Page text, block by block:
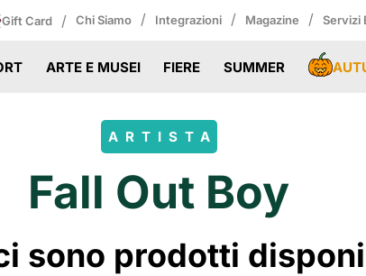
Gift Card / Chi Siamo / Integrazioni / Magazine / Servizi
ARTE E MUSEI FIERE SUMMER
ARTISTA
Fall Out Boy
sono prodotti